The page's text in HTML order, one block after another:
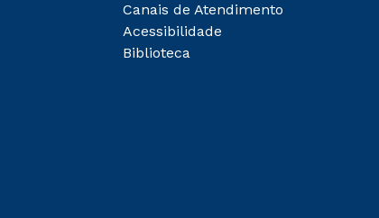
Canais de Atendimento
Acessibilidade
Biblioteca